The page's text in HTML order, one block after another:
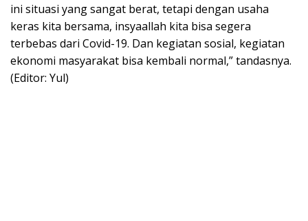
ini situasi yang sangat berat, tetapi dengan usaha
keras kita bersama, insyaallah kita bisa segera
terbebas dari Covid-19. Dan kegiatan sosial, kegiatan
ekonomi masyarakat bisa kembali normal,” tandasnya.
(Editor: Yul)